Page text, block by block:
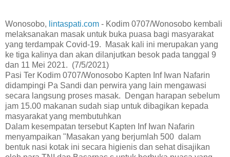
Wonosobo, lintaspati.com - Kodim 0707/Wonosobo kembali
melaksanakan masak untuk buka puasa bagi masyarakat
yang terdampak Covid-19. Masak kali ini merupakan yang
ke tiga kalinya dan akan dilanjutkan besok pada tanggal 9
dan 11 Mei 2021. (7/5/2021)
Pasi Ter Kodim 0707/Wonosobo Kapten Inf Iwan Nafarin
didampingi Pa Sandi dan perwira yang lain mengawasi
secara langsung proses masak. Dengan harapan sebelum
jam 15.00 makanan sudah siap untuk dibagikan kepada
masyarakat yang membutuhkan
Dalam kesempatan tersebut Kapten Inf Iwan Nafarin
menyampaikan "Masakan yang berjumlah 500 dalam
bentuk nasi kotak ini secara higienis dan sehat disajikan